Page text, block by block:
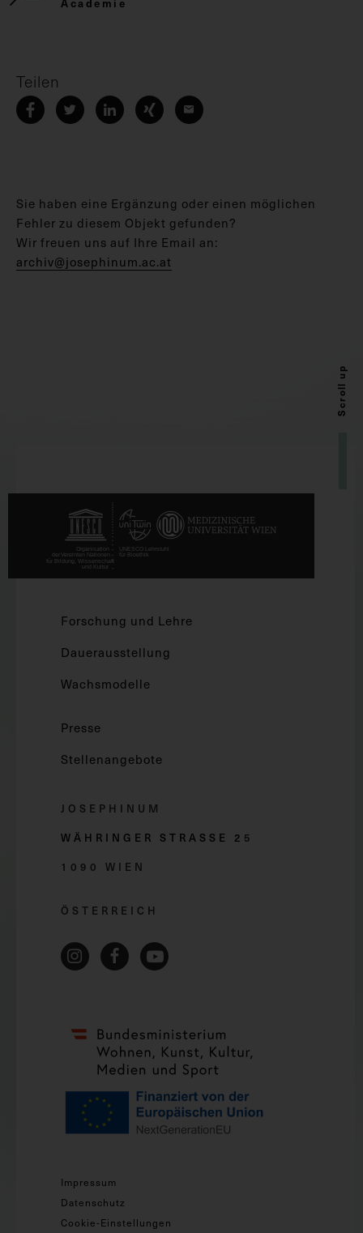
Teilen
Sie haben eine Ergänzung oder einen möglichen
Fehler zu diesem Objekt gefunden?
Wir freuen uns auf Ihre Email an:
archiv@josephinum.ac.at
Scroll up
Forschung und Lehre
Dauerausstellung
Wachsmodelle
Presse
Stellenangebote
JOSEPHINUM
WÄHRINGER STRASSE 2 5
1090 WIEN
ÖSTERREICH
Impressum
Datenschutz
Cookie-Einstellungen